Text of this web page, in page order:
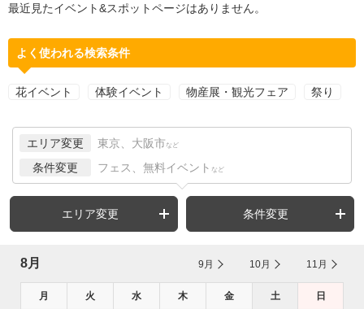
最近見たイベント&スポットページはありません。
よく使われる検索条件
花イベント 体験イベント 物産展・観光フェア 祭り
エリア変更 東京、大阪市 など
条件変更 フェス、無料イベント など
エリア変更 条件変更
8月 9月 10月 11月
月 火 水 木 金 土 日